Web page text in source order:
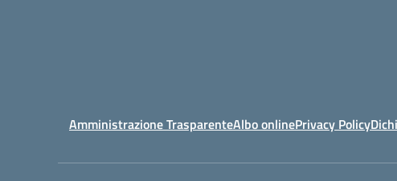
Amministrazione TrasparenteAlbo onlinePrivacy Policy